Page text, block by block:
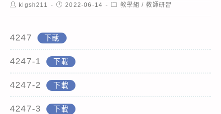
Postklgsh211
Post2022-06-14
Post教學組 / 教師研習
4247 下載
4247-1 下載
4247-2 下載
4247-3 下載